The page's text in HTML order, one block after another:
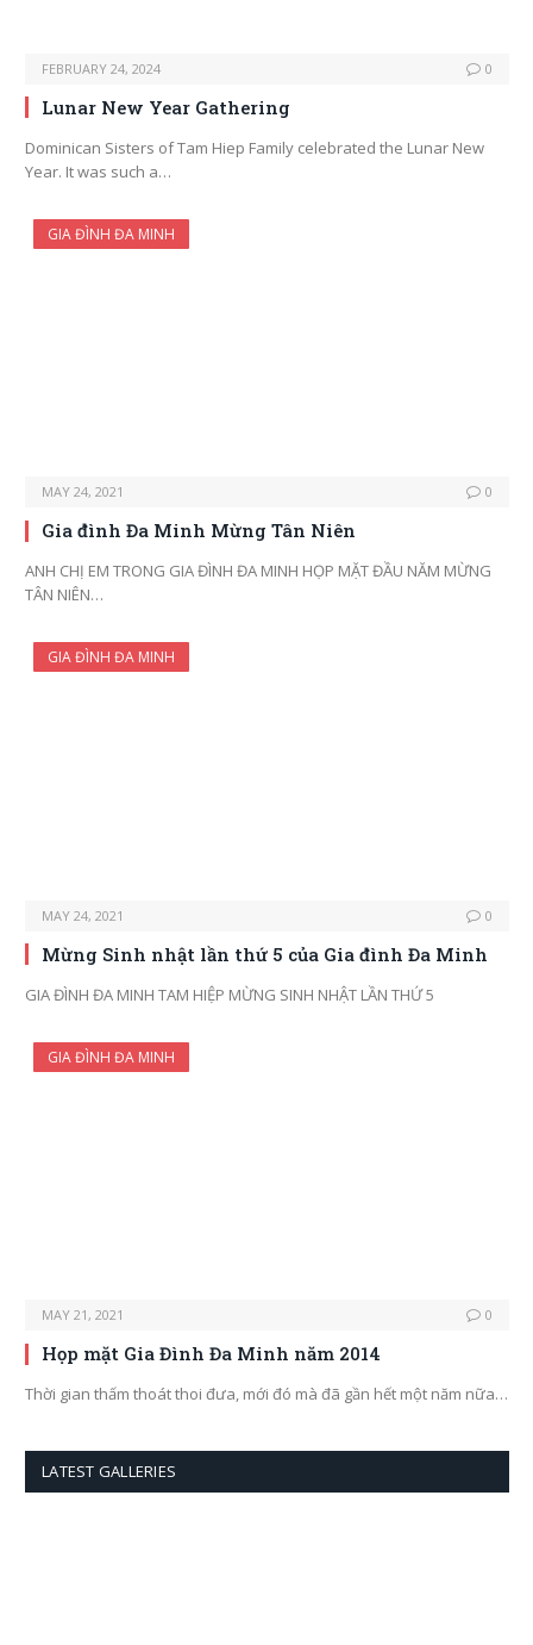
FEBRUARY 24, 2024 0
Lunar New Year Gathering
Dominican Sisters of Tam Hiep Family celebrated the Lunar New
Year. It was such a…
GIA ĐÌNH ĐA MINH
MAY 24, 2021 0
Gia đình Đa Minh Mừng Tân Niên
ANH CHỊ EM TRONG GIA ĐÌNH ĐA MINH HỌP MẶT ĐẦU NĂM MỪNG
TÂN NIÊN…
GIA ĐÌNH ĐA MINH
MAY 24, 2021 0
Mừng Sinh nhật lần thứ 5 của Gia đình Đa Minh
GIA ĐÌNH ĐA MINH TAM HIỆP MỪNG SINH NHẬT LẦN THỨ 5
GIA ĐÌNH ĐA MINH
MAY 21, 2021 0
Họp mặt Gia Đình Đa Minh năm 2014
Thời gian thấm thoát thoi đưa, mới đó mà đã gần hết một năm nữa…
LATEST GALLERIES